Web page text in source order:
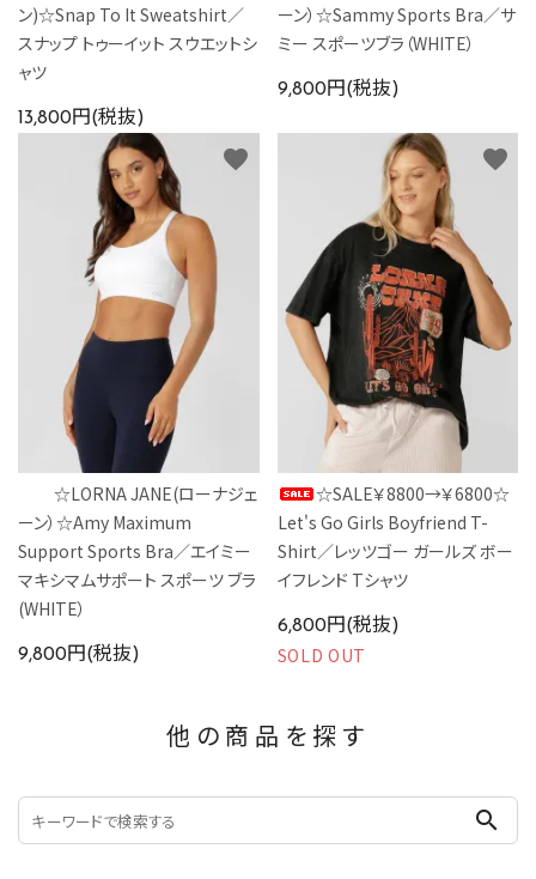
ン)☆Snap To It Sweatshirt／
スナップ トゥーイット スウエットシ
ャツ
13,800円(税抜)
ーン）☆Sammy Sports Bra／サ
ミー スポーツブラ（WHITE）
9,800円(税抜)
☆LORNA JANE(ローナジェ
ーン）☆Amy Maximum
Support Sports Bra／エイミー
マキシマムサポート スポーツ ブラ
(WHITE）
9,800円(税抜)
favorite
☆SALE￥8800→￥6800☆
Let's Go Girls Boyfriend T-
Shirt／レッツゴー ガールズ ボー
イフレンド Tシャツ
6,800円(税抜)
SOLD OUT
favorite
他の商品を探す
search